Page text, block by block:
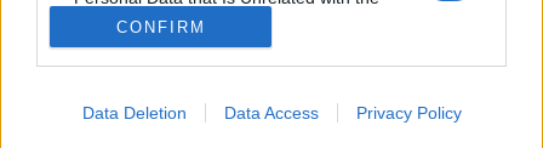
Purposes for which it was collected.
Opted Out
CONFIRM
Data Deletion Data Access Privacy Policy
Betegségek
2025. április 29. 15:24